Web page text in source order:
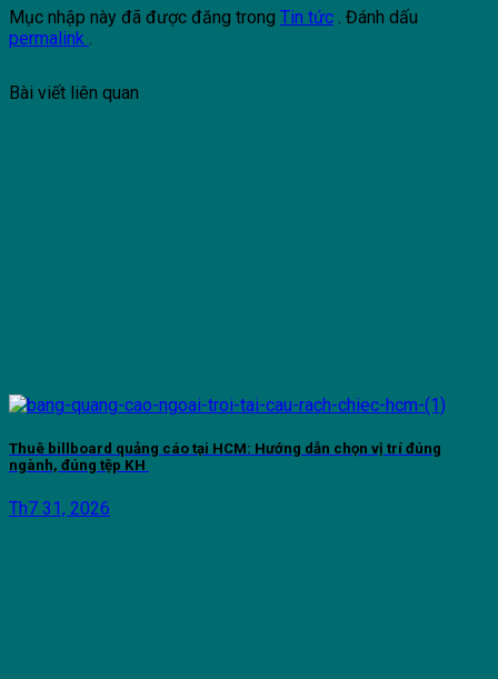
Mục nhập này đã được đăng trong Tin tức . Đánh dấu
permalink .
Bài viết liên quan
Thuê billboard quảng cáo tại HCM: Hướng dẫn chọn vị trí đúng
ngành, đúng tệp KH
Th7 31, 2026